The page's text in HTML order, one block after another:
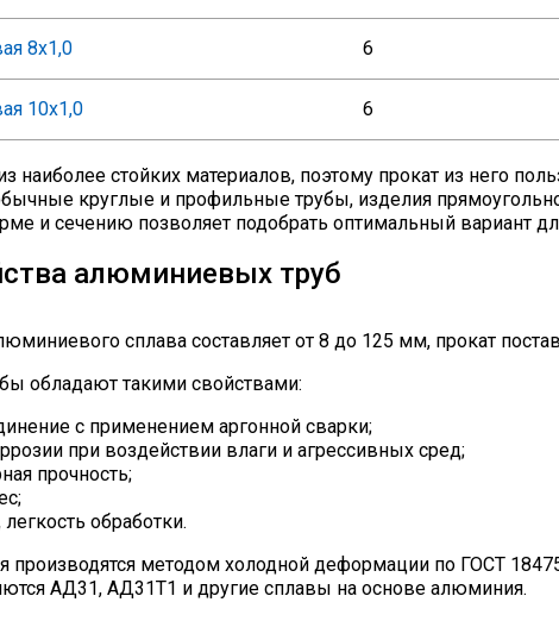
8х1,0 6
10х1,0 6
наиболее стойких материалов, поэтому прокат из него
круглые и профильные трубы, изделия
и сечению позволяет подобрать оптимальный вариант
алюминиевых труб
сплава составляет от 8 до 125 мм, прокат
обладают такими свойствами:
с применением аргонной сварки;
при воздействии влаги и агрессивных сред;
прочность;
легкость обработки.
производятся методом холодной деформации по ГОСТ
АД31, АД31Т1 и другие сплавы на основе алюминия.